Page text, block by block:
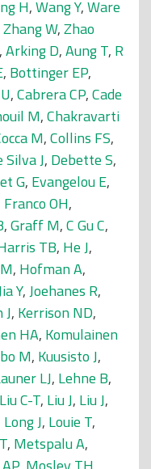
H,Wang Y,Ware
Zhang W,Zhao
,Arking D,Aung T, R
, Bottinger EP,
,Cabrera CP,Cade
M,Chakravarti
M,Collins FS,
Silva J, Debette S,
G, Evangelou E,
Franco OH,
,Graff M,C Gu C,
TB, He J,
, Hofman A,
Y,Joehanes R,
J, Kerrison ND,
HA, Komulainen
M, Kuusisto J,
LJ, Lehne B,
Liu C-T, Liu J, Liu J,
Long J, Louie T,
, Metspalu A,